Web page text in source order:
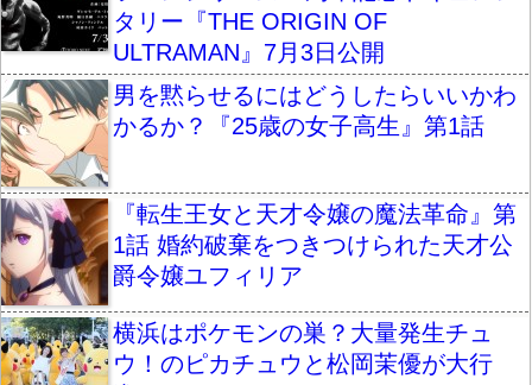
タリー『THE ORIGIN OF
ULTRAMAN』7月3日公開
男を黙らせるにはどうしたらいいかわ
かるか？『25歳の女子高生』第1話
『転生王女と天才令嬢の魔法革命』第
1話 婚約破棄をつきつけられた天才公
爵令嬢ユフィリア
横浜はポケモンの巣？大量発生チュ
ウ！のピカチュウと松岡茉優が大行